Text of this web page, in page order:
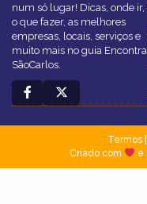
num só lugar! Dicas, onde ir,
o que fazer, as melhores
empresas, locais, serviços e
muito mais no guia Encontra
SãoCarlos.
Termos|
Criado com
e